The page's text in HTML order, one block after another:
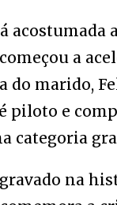
acostumada
a
do marido,
piloto e
categoria
na